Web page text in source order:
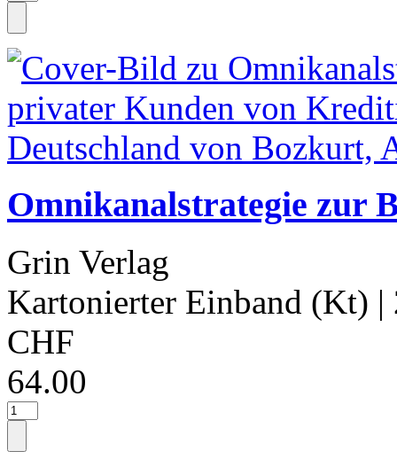
Omnikanalstrategie zur
Grin Verlag
Kartonierter Einband (Kt) |
CHF
64.00